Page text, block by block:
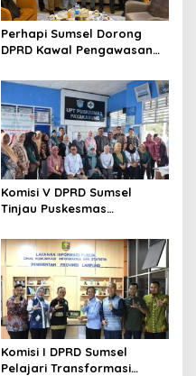
Perhapi Sumsel Dorong
DPRD Kawal Pengawasan
Berbasis Teknologi
Komisi V DPRD Sumsel
Tinjau Puskesmas
Kesiapan Penerapan KRIS
dan Pelayanan Kesehatan
Komisi I DPRD Sumsel
Pelajari Transformasi